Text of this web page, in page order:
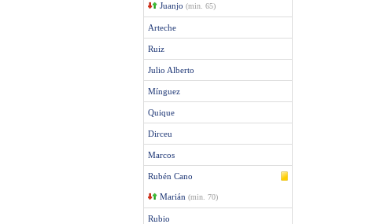
Juanjo (min. 65)
Arteche
Ruiz
Julio Alberto
Mínguez
Quique
Dirceu
Marcos
Rubén Cano
Marián (min. 70)
Rubio